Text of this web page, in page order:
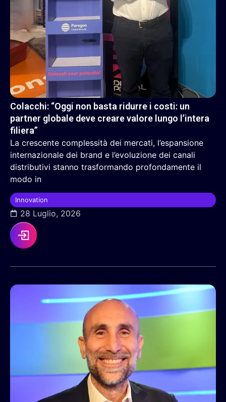
Colacchi: “Oggi non basta ridurre i costi: un
partner globale deve creare valore lungo l’intera
filiera”
La crescente complessità dei mercati, l’espansione
internazionale dei brand e l’evoluzione dei canali
distributivi stanno trasformando profondamente il
modo in
Innovation
28 Luglio, 2026